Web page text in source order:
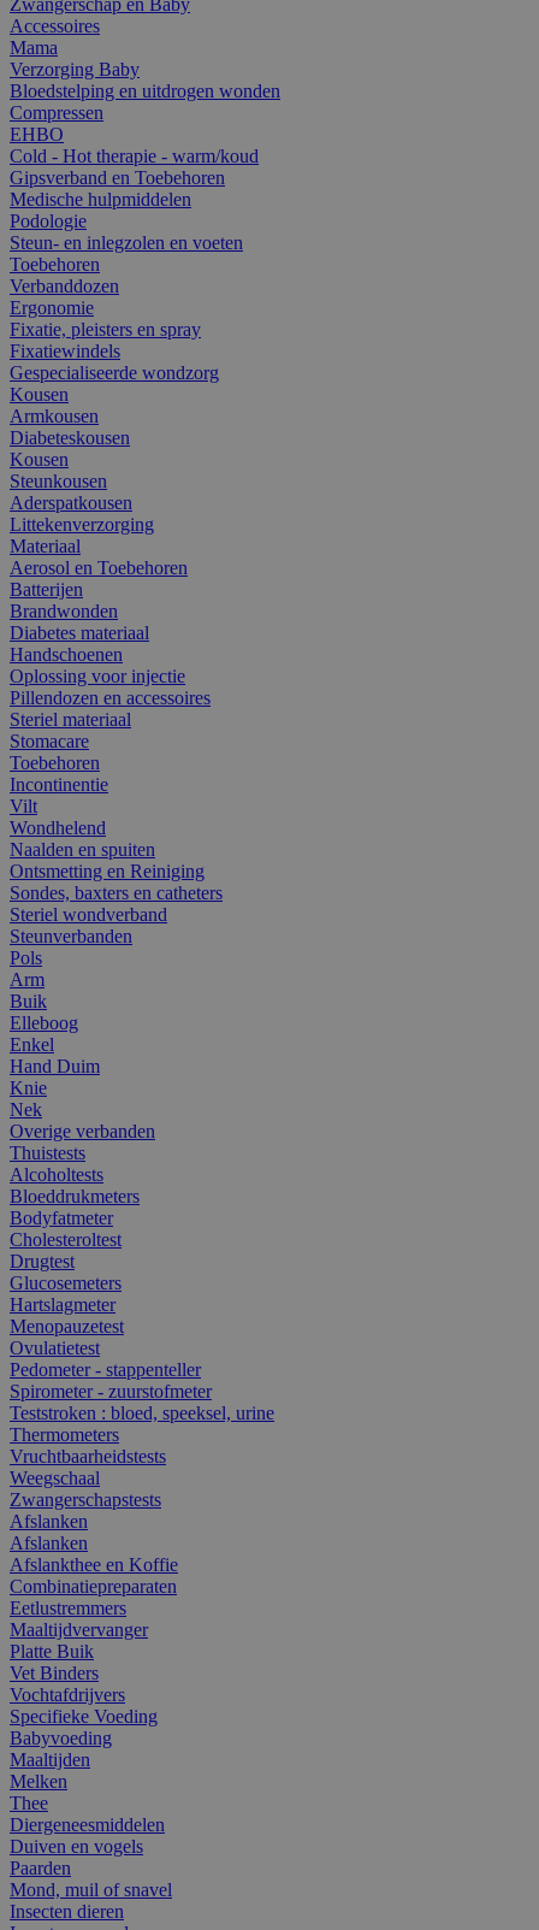
Accessoires
Mama
Verzorging Baby
Bloedstelping en uitdrogen wonden
Compressen
EHBO
Cold - Hot therapie - warm/koud
Gipsverband en Toebehoren
Medische hulpmiddelen
Podologie
Steun- en inlegzolen en voeten
Toebehoren
Verbanddozen
Ergonomie
Fixatie, pleisters en spray
Fixatiewindels
Gespecialiseerde wondzorg
Kousen
Armkousen
Diabeteskousen
Kousen
Steunkousen
Aderspatkousen
Littekenverzorging
Materiaal
Aerosol en Toebehoren
Batterijen
Brandwonden
Diabetes materiaal
Handschoenen
Oplossing voor injectie
Pillendozen en accessoires
Steriel materiaal
Stomacare
Toebehoren
Incontinentie
Vilt
Wondhelend
Naalden en spuiten
Ontsmetting en Reiniging
Sondes, baxters en catheters
Steriel wondverband
Steunverbanden
Pols
Arm
Buik
Elleboog
Enkel
Hand Duim
Knie
Nek
Overige verbanden
Thuistests
Alcoholtests
Bloeddrukmeters
Bodyfatmeter
Cholesteroltest
Drugtest
Glucosemeters
Hartslagmeter
Menopauzetest
Ovulatietest
Pedometer - stappenteller
Spirometer - zuurstofmeter
Teststroken : bloed, speeksel, urine
Thermometers
Vruchtbaarheidstests
Weegschaal
Zwangerschapstests
Afslanken
Afslanken
Afslankthee en Koffie
Combinatiepreparaten
Eetlustremmers
Maaltijdvervanger
Platte Buik
Vet Binders
Vochtafdrijvers
Specifieke Voeding
Babyvoeding
Maaltijden
Melken
Thee
Diergeneesmiddelen
Duiven en vogels
Paarden
Mond, muil of snavel
Insecten dieren